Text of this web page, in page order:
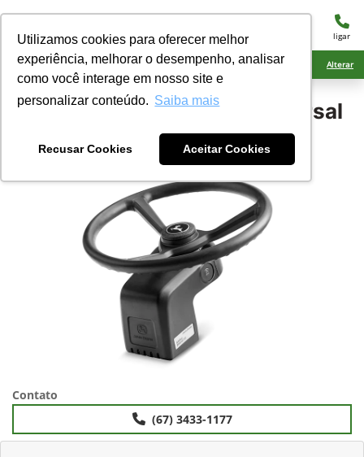
Utilizamos cookies para oferecer melhor
experiência, melhorar o desempenho, analisar
como você interage em nosso site e
personalizar conteúdo. Saiba mais
Recusar Cookies Aceitar Cookies
menu ligar
Ciarama Máquinas Ponta Porã Alterar
John DeereAutoTrac Universal
300
Contato
(67) 3433-1177